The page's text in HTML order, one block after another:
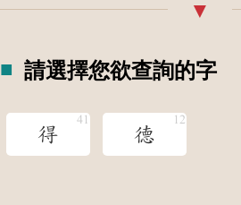
請選擇您欲查詢的字
得 德